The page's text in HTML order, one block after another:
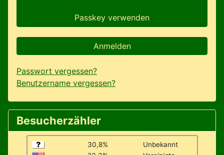
Passkey verwenden
Anmelden
Passwort vergessen?
Benutzername vergessen?
Besucherzähler
30,8%
Unbekannt